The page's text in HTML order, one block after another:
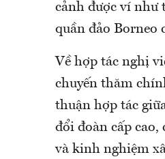
cảnh được ví như
quần đảo Borneo
Về hợp tác nghị
chuyến thăm
thuận hợp tác
đổi đoàn cấp
và kinh nghiệm